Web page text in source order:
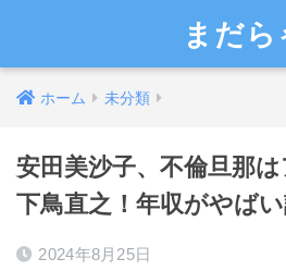
まだら
ホーム 未分類
安田美沙子、不倫旦那
下鳥直之！年収がやば
2024年8月25日